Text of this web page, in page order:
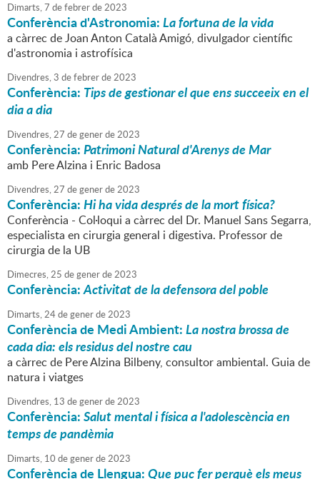
Dimarts,7 defebrerde2023
Conferència d'Astronomia:La fortuna de la vida
a càrrec de Joan Anton Català Amigó, divulgador científic
d'astronomia i astrofísica
Divendres,3 defebrerde2023
Conferència: Tips de gestionar el que ens succeeix en el
dia a dia
Divendres,27 degenerde2023
Conferència:Patrimoni Natural d'Arenys de Mar
amb Pere Alzina i Enric Badosa
Divendres,27 degenerde2023
Conferència:Hi ha vida després de la mort física?
Conferència - Col·loqui a càrrec del Dr. Manuel Sans Segarra,
especialista en cirurgia general i digestiva. Professor de
cirurgia de la UB
Dimecres,25 degenerde2023
Conferència:Activitat de la defensora del poble
Dimarts,24degenerde2023
Conferència de Medi Ambient:La nostra brossa de
cada dia: els residus del nostre cau
a càrrec de Pere Alzina Bilbeny, consultor ambiental. Guia de
natura i viatges
Divendres, 13 degenerde2023
Conferència:Salut mental i física a l'adolescència en
temps de pandèmia
Dimarts, 10 degenerde2023
Conferència de Llengua:Que puc fer perquè els meus